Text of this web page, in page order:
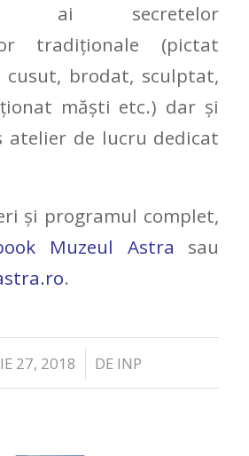
ai secretelor
tradiţionale (pictat
cusut, brodat, sculptat,
măşti etc.) dar şi
atelier de lucru dedicat
și programul complet,
Muzeul Astra sau
.
27, 2018
/ DE INP